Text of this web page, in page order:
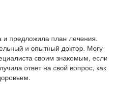
и предложила план лечения.
и опытный доктор. Могу
своим знакомым, если
ответ на свой вопрос, как